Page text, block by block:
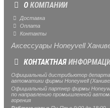
О КОМПАНИИ
Доставка
Оплата
Контакты
Аксессуары Honeyvell
КОНТАКТНАЯ
Официальный дистрибьютор
автоматики фирмы Honeywell
Официальный партнер фирмы
по направлению промышленной
горения